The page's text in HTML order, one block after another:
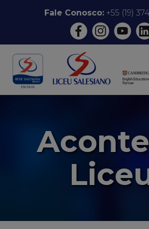
conteúdo
Fale Conosco:+55 (19)